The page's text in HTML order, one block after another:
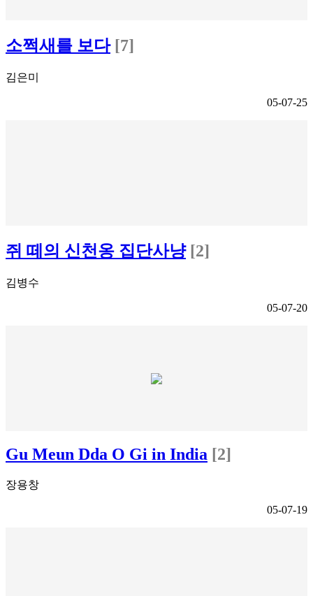
소쩍새를 보다 [7]
김은미
05-07-25
쥐 떼의 신천옹 집단사냥 [2]
김병수
05-07-20
Gu Meun Dda O Gi in India [2]
장용창
05-07-19